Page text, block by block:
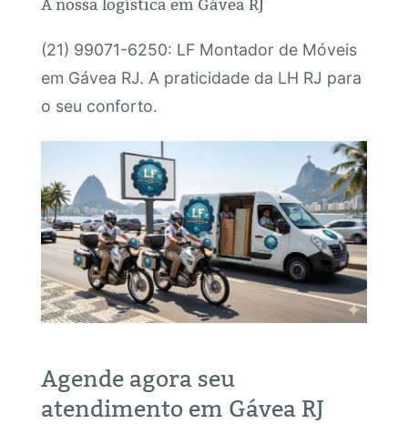
A nossa logística em Gávea RJ
(21) 99071-6250: LF Montador de Móveis
em Gávea RJ. A praticidade da LH RJ para
o seu conforto.
Agende agora seu
atendimento em Gávea RJ